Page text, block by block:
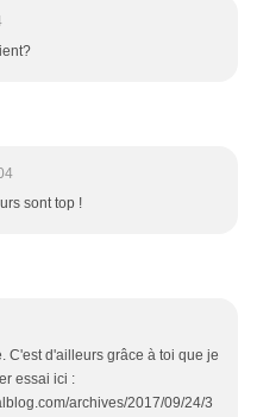
sont top !
C'est d'ailleurs grâce à toi que je
essai ici :
archives/2017/09/24/3